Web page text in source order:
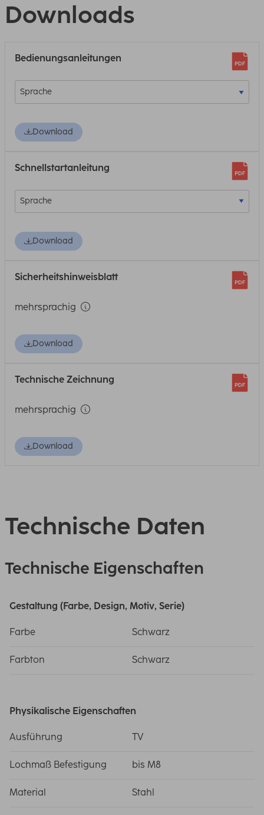
Downloads
Bedienungsanleitungen
Download
Schnellstartanleitung
Download
Sicherheitshinweisblatt
mehrsprachig
Download
Technische Zeichnung
mehrsprachig
Download
Technische Daten
Technische Eigenschaften
Gestaltung (Farbe, Design, Motiv, Serie)
Farbe Schwarz
Farbton Schwarz
Physikalische Eigenschaften
Ausführung TV
Lochmaß Befestigung bis M8
Material Stahl